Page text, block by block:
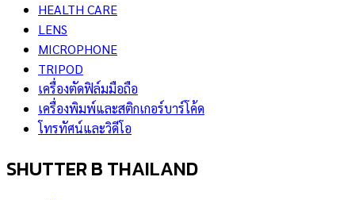
HEALTH CARE
LENS
MICROPHONE
TRIPOD
เครื่องตัดฟิล์มมือถือ
เครื่องพิมพ์และสติกเกอร์บาร์โค้ด
โทรทัศน์และวิดีโอ
SHUTTER B THAILAND